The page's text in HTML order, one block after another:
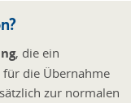
, die ein
die Übernahme
zur normalen